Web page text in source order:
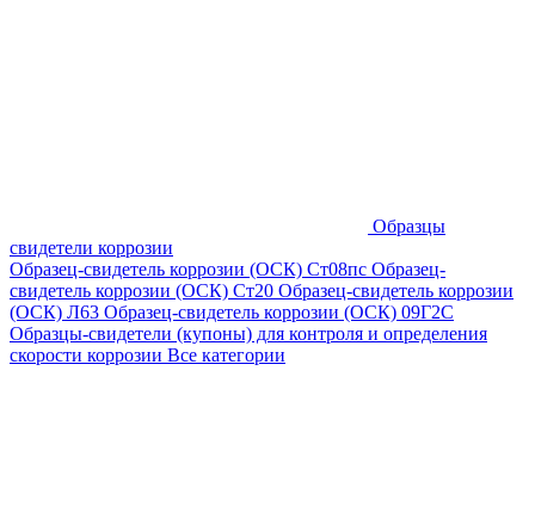
Образцы
свидетели коррозии
Образец-свидетель коррозии (ОСК) Ст08пс Образец-
свидетель коррозии (ОСК) Ст20 Образец-свидетель коррозии
(ОСК) Л63 Образец-свидетель коррозии (ОСК) 09Г2С
Образцы-свидетели (купоны) для контроля и определения
скорости коррозии Все категории